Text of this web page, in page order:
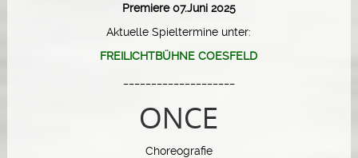
Premiere 07.Juni 2025
Aktuelle Spieltermine unter:
FREILICHTBÜHNE COESFELD
ONCE
Choreografie